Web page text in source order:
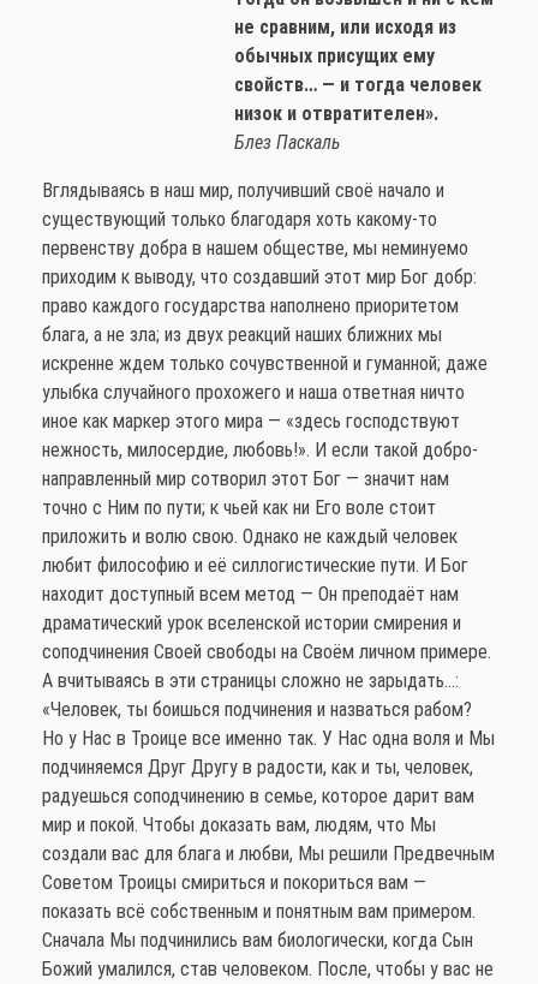
не сравним, или исходя из
обычных присущих ему
свойств… — и тогда человек
низок и отвратителен».
Блез Паскаль
Вглядываясь в наш мир, получивший своё начало и
существующий только благодаря хоть какому-то
первенству добра в нашем обществе, мы неминуемо
приходим к выводу, что создавший этот мир Бог добр:
право каждого государства наполнено приоритетом
блага, а не зла; из двух реакций наших ближних мы
искренне ждем только сочувственной и гуманной; даже
улыбка случайного прохожего и наша ответная ничто
иное как маркер этого мира — «здесь господствуют
нежность, милосердие, любовь!». И если такой добро-
направленный мир сотворил этот Бог — значит нам
точно с Ним по пути; к чьей как ни Его воле стоит
приложить и волю свою. Однако не каждый человек
любит философию и её силлогистические пути. И Бог
находит доступный всем метод — Он преподаёт нам
драматический урок вселенской истории смирения и
соподчинения Своей свободы на Своём личном примере.
А вчитываясь в эти страницы сложно не зарыдать…:
«Человек, ты боишься подчинения и назваться рабом?
Но у Нас в Троице все именно так. У Нас одна воля и Мы
подчиняемся Друг Другу в радости, как и ты, человек,
радуешься соподчинению в семье, которое дарит вам
мир и покой. Чтобы доказать вам, людям, что Мы
создали вас для блага и любви, Мы решили Предвечным
Советом Троицы смириться и покориться вам —
показать всё собственным и понятным вам примером.
Сначала Мы подчинились вам биологически, когда Сын
Божий умалился, став человеком. После, чтобы у вас не